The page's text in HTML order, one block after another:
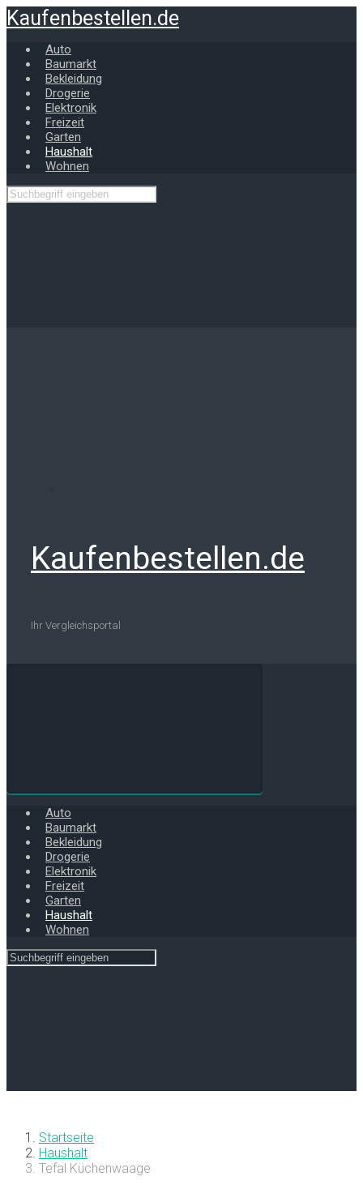
Zum
Hauptinhalt
springen
Kaufenbestellen.de
Auto
Baumarkt
Bekleidung
Drogerie
Elektronik
Freizeit
Garten
Haushalt
Wohnen
Kaufenbestellen.de
Ihr Vergleichsportal
Auto
Baumarkt
Bekleidung
Drogerie
Elektronik
Freizeit
Garten
Haushalt
Wohnen
Startseite
Haushalt
Tefal Küchenwaage